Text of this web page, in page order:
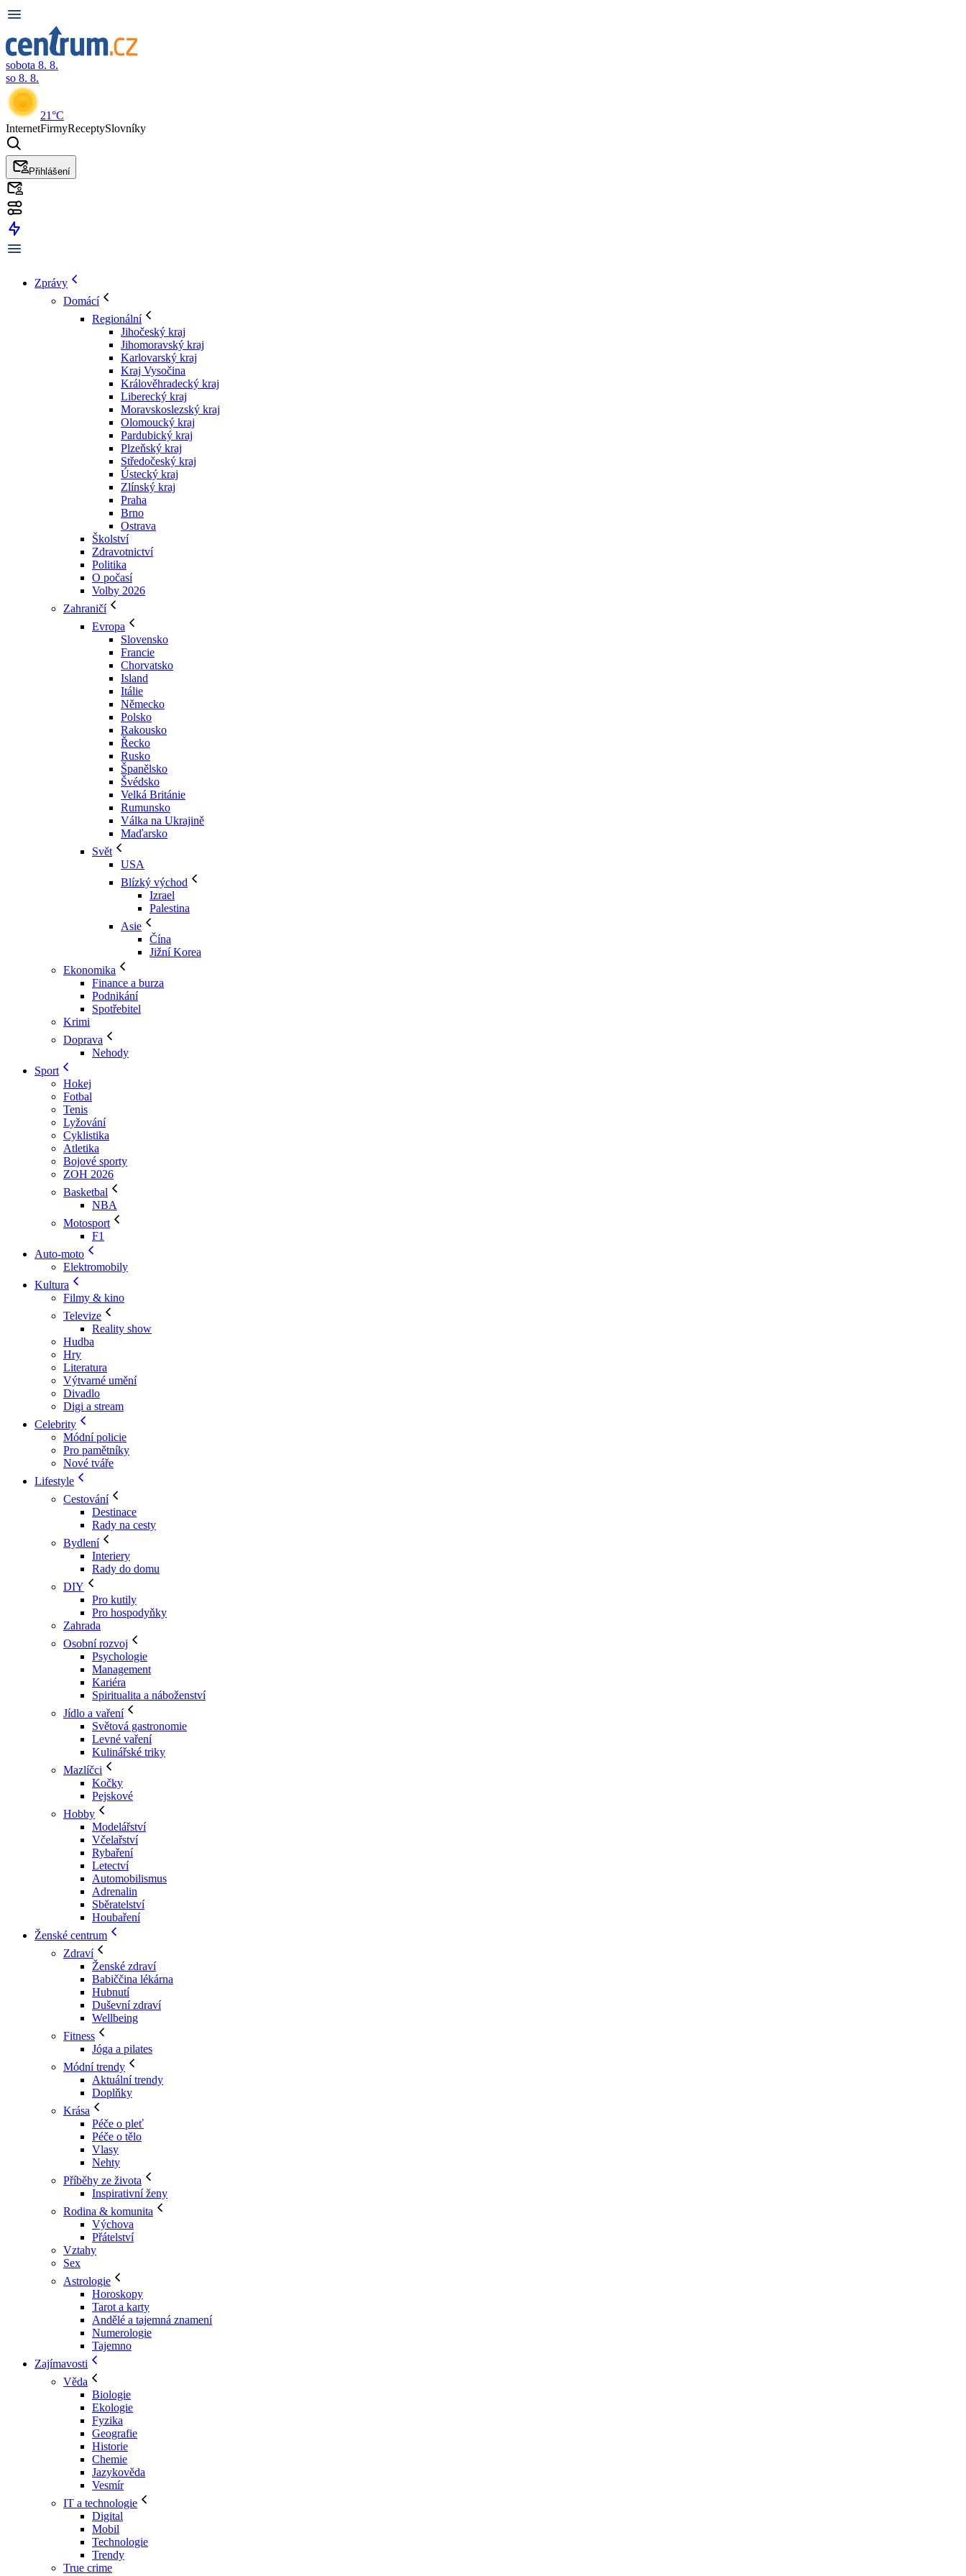
sobota 8. 8.
so 8. 8.
21°C
InternetFirmyReceptySlovníky
Přihlášení
Zprávy
Domácí
Regionální
Jihočeský kraj
Jihomoravský kraj
Karlovarský kraj
Kraj Vysočina
Králověhradecký kraj
Liberecký kraj
Moravskoslezský kraj
Olomoucký kraj
Pardubický kraj
Plzeňský kraj
Středočeský kraj
Ústecký kraj
Zlínský kraj
Praha
Brno
Ostrava
Školství
Zdravotnictví
Politika
O počasí
Volby 2026
Zahraničí
Evropa
Slovensko
Francie
Chorvatsko
Island
Itálie
Německo
Polsko
Rakousko
Řecko
Rusko
Španělsko
Švédsko
Velká Británie
Rumunsko
Válka na Ukrajině
Maďarsko
Svět
USA
Blízký východ
Izrael
Palestina
Asie
Čína
Jižní Korea
Ekonomika
Finance a burza
Podnikání
Spotřebitel
Krimi
Doprava
Nehody
Sport
Hokej
Fotbal
Tenis
Lyžování
Cyklistika
Atletika
Bojové sporty
ZOH 2026
Basketbal
NBA
Motosport
F1
Auto-moto
Elektromobily
Kultura
Filmy & kino
Televize
Reality show
Hudba
Hry
Literatura
Výtvarné umění
Divadlo
Digi a stream
Celebrity
Módní policie
Pro pamětníky
Nové tváře
Lifestyle
Cestování
Destinace
Rady na cesty
Bydlení
Interiery
Rady do domu
DIY
Pro kutily
Pro hospodyňky
Zahrada
Osobní rozvoj
Psychologie
Management
Kariéra
Spiritualita a náboženství
Jídlo a vaření
Světová gastronomie
Levné vaření
Kulinářské triky
Mazlíčci
Kočky
Pejskové
Hobby
Modelářství
Včelařství
Rybaření
Letectví
Automobilismus
Adrenalin
Sběratelství
Houbaření
Ženské centrum
Zdraví
Ženské zdraví
Babiččina lékárna
Hubnutí
Duševní zdraví
Wellbeing
Fitness
Jóga a pilates
Módní trendy
Aktuální trendy
Doplňky
Krása
Péče o pleť
Péče o tělo
Vlasy
Nehty
Příběhy ze života
Inspirativní ženy
Rodina & komunita
Výchova
Přátelství
Vztahy
Sex
Astrologie
Horoskopy
Tarot a karty
Andělé a tajemná znamení
Numerologie
Tajemno
Zajímavosti
Věda
Biologie
Ekologie
Fyzika
Geografie
Historie
Chemie
Jazykověda
Vesmír
IT a technologie
Digital
Mobil
Technologie
Trendy
True crime